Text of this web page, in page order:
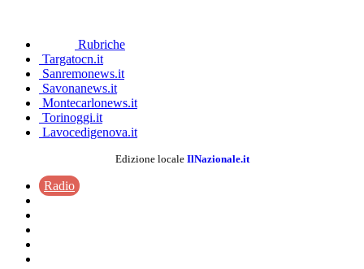
Rubriche
Targatocn.it
Sanremonews.it
Savonanews.it
Montecarlonews.it
Torinoggi.it
Lavocedigenova.it
Edizione locale IlNazionale.it
Radio